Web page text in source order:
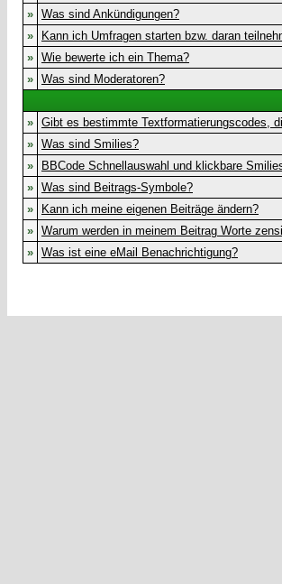
» Was sind Ankündigungen?
»
Kann ich Umfragen starten bzw. daran
» Wie bewerte ich ein Thema?
» Was sind Moderatoren?
» Gibt es bestimmte Textformatierungscodes,
» Was sind Smilies?
»
BBCode Schnellauswahl und klickbare
» Was sind Beitrags-Symbole?
»
Kann ich meine eigenen Beiträge ändern?
» Warum werden in meinem Beitrag Worte
» Was ist eine eMail Benachrichtigung?